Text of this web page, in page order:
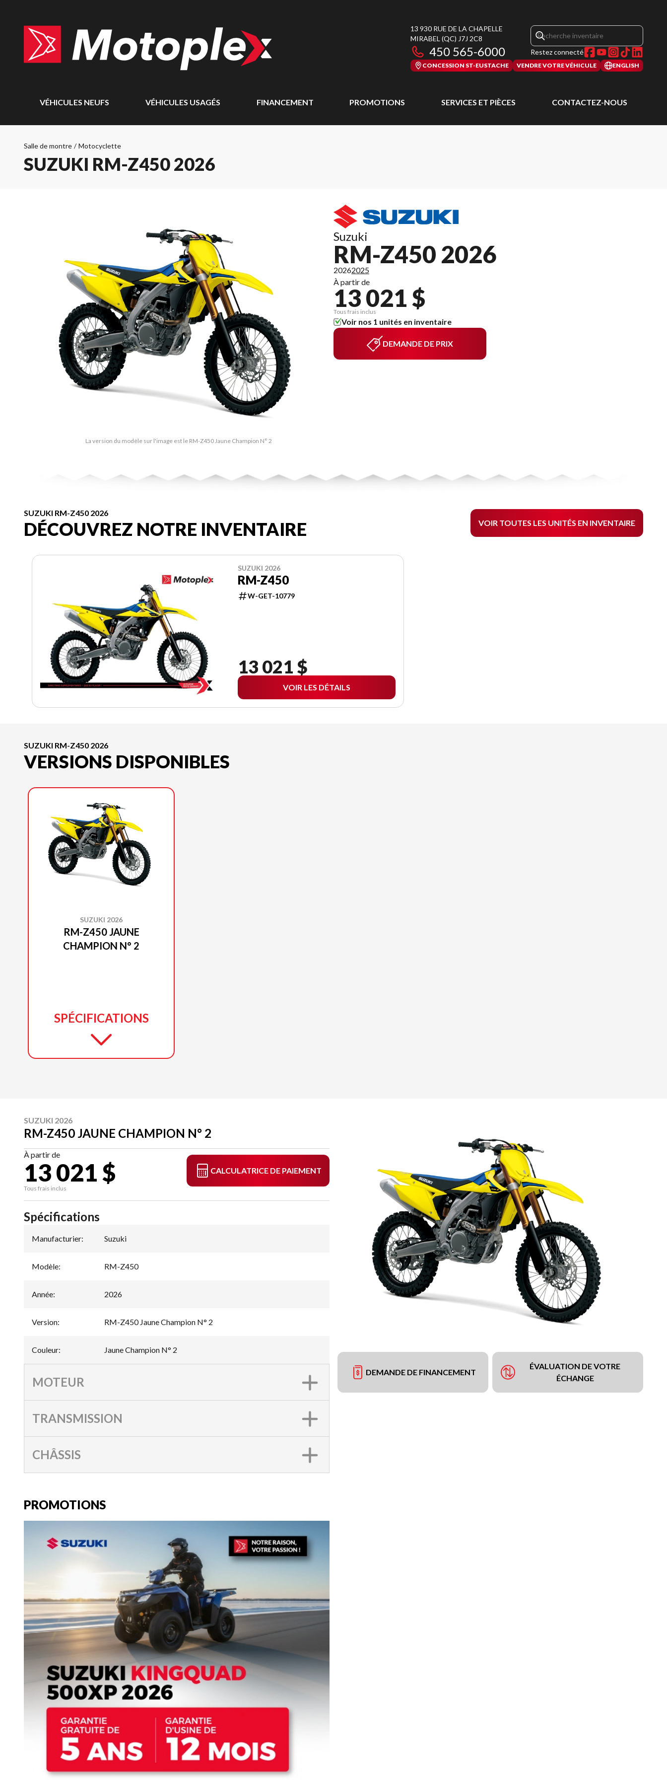
13 930 RUE DE LA CHAPELLE
MIRABEL (QC) J7J 2C8
450 565-6000 Restez connecté
CONCESSION ST-EUSTACHE VENDRE VOTRE VÉHICULE ENGLISH
VÉHICULES NEUFS VÉHICULES USAGÉS FINANCEMENT PROMOTIONS SERVICES ET PIÈCES CONTACTEZ-NOUS
Salle de montre / Motocyclette
SUZUKI RM-Z450 2026
La version du modèle sur l'image est le RM-Z450 Jaune Champion N° 2
Suzuki
RM-Z450 2026
20262025
À partir de
13 021 $
Tous frais inclus
Voir nos 1 unités en inventaire
DEMANDE DE PRIX
SUZUKI RM-Z450 2026
DÉCOUVREZ NOTRE INVENTAIRE VOIR TOUTES LES UNITÉS EN INVENTAIRE
SUZUKI 2026
RM-Z450
W-GET-10779
13 021 $
VOIR LES DÉTAILS
SUZUKI RM-Z450 2026
VERSIONS DISPONIBLES
SUZUKI 2026
RM-Z450 JAUNE
CHAMPION N° 2
SPÉCIFICATIONS
SUZUKI 2026
RM-Z450 JAUNE CHAMPION N° 2
À partir de
13 021 $
Tous frais inclus
CALCULATRICE DE PAIEMENT
DEMANDE DE FINANCEMENT
ÉVALUATION DE VOTRE
ÉCHANGE
Spécifications
Manufacturier: Suzuki
Modèle: RM-Z450
Année: 2026
Version: RM-Z450 Jaune Champion N° 2
Couleur: Jaune Champion N° 2
MOTEUR
TRANSMISSION
CHÂSSIS
PROMOTIONS